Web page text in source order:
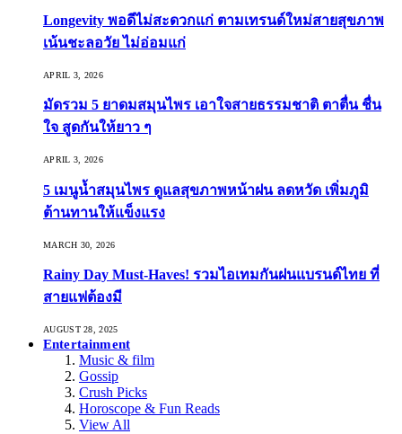
Longevity พอดีไม่สะดวกแก่ ตามเทรนด์ใหม่สายสุขภาพ
เน้นชะลอวัย ไม่อ่อมแก่
APRIL 3, 2026
มัดรวม 5 ยาดมสมุนไพร เอาใจสายธรรมชาติ ตาตื่น ชื่น
ใจ สูดกันให้ยาว ๆ
APRIL 3, 2026
5 เมนูน้ำสมุนไพร ดูแลสุขภาพหน้าฝน ลดหวัด เพิ่มภูมิ
ต้านทานให้แข็งแรง
MARCH 30, 2026
Rainy Day Must-Haves! รวมไอเทมกันฝนแบรนด์ไทย ที่
สายแฟต้องมี
AUGUST 28, 2025
Entertainment
Music & film
Gossip
Crush Picks
Horoscope & Fun Reads
View All